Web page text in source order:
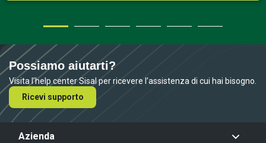
Possiamo aiutarti?
Visita l’help center Sisal per ricevere l’assistenza di cui hai bisogno.
Ricevi supporto
Azienda